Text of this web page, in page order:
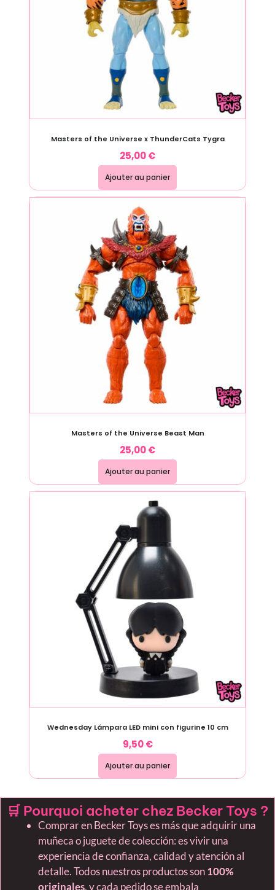
Masters of the Universe x ThunderCats Tygra
25,00€
Ajouter au panier
Masters of the Universe Beast Man
25,00€
Ajouter au panier
Wednesday Lámpara LED mini con figurine 10 cm
9,50€
Ajouter au panier
🛒 Pourquoi acheter chez Becker Toys ?
Comprar en Becker Toys es más que adquirir una
muñeca o juguete de colección: es vivir una
experiencia de confianza, calidad y atención al
detalle. Todos nuestros productos son100%
originales, y cada pedido se embala